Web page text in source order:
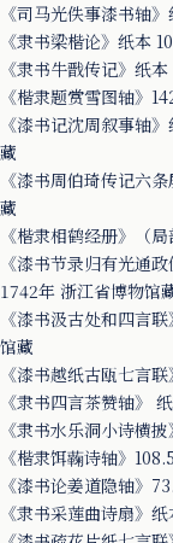
《司马光佚事漆书轴
《隶书梁楷论》纸本
《隶书牛戬传记》纸
《楷隶题赏雪图轴》
《漆书记沈周叙事轴
藏
《漆书周伯琦传记六
藏
《楷隶相鹤经册》（
《漆书节录归有光通
1742年 浙江省博物馆
《漆书汲古处和四言
馆藏
《漆书越纸古瓯七言
《隶书四言茶赞轴》
《隶书水乐洞小诗横
《楷隶饵蘜诗轴》
《漆书论姜道隐轴》
《隶书采莲曲诗扇》